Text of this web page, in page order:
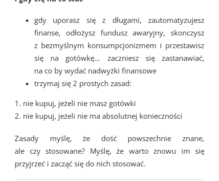
gdy uporasz się z długami, zautomatyzujesz
finanse, odłożysz fundusz awaryjny, skonczysz
z bezmyślnym konsumpcjonizmem i przestawisz
się na gotówkę… zaczniesz się zastanawiać,
na co by wydać nadwyżki finansowe
trzymaj się 2 prostych zasad:
1. nie kupuj, jeżeli nie masz gotówki
2. nie kupuj, jeżeli nie ma absolutnej konieczności
Zasady myślę, że dość powszechnie znane,
ale czy stosowane? Myślę, że warto znowu im się
przyjrzeć i zacząć się do nich stosować.